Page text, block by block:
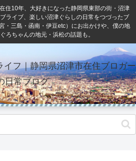
住10年、大好きになった静岡県東部の街・沼津
ライブ、楽しい沼津ぐらしの日常をつづったブ
・三島・函南・伊豆etc）にお出かけや、僕の地
ろちゃんの地元・浜松の話題も。
イフ｜静岡県沼津市在住ブロガー
日常ブログ